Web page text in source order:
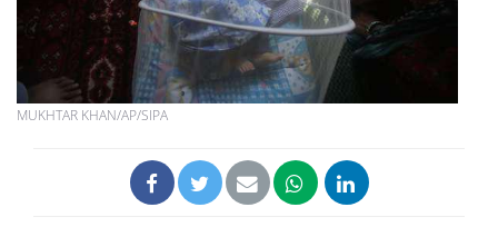
MUKHTAR KHAN/AP/SIPA